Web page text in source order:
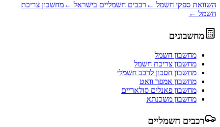
השוואת ספקי חשמל ← רכבים חשמליים בישראל ←מחשבון צריכת
חשמל ←
מחשבונים
מחשבון חשמל
מחשבון צריכת חשמל
מחשבון חסכון לרכב חשמלי
מחשבון אמפר וואט
מחשבון פאנלים סולאריים
מחשבון משכנתא
רכבים חשמליים